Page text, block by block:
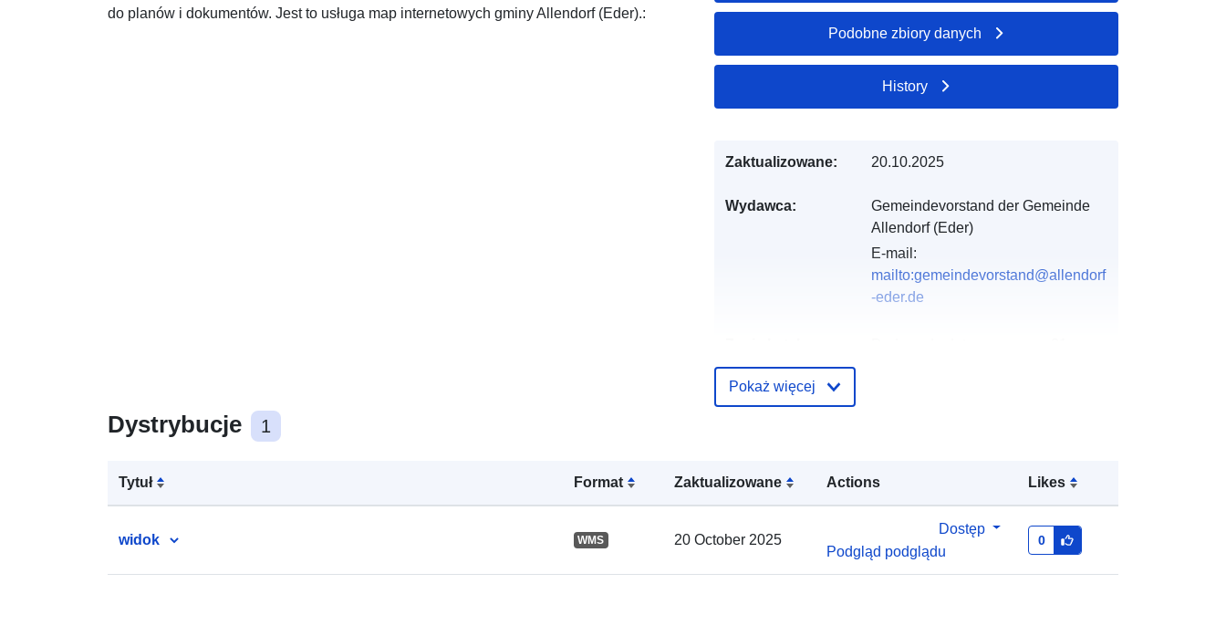
do planów i dokumentów. Jest to usługa map internetowych gminy Allendorf (Eder).:
Dystrybucje 1
Tytuł Format Zaktualizowane Actions Likes
widok WMS 20 October 2025
Dostęp
Podgląd podglądu
0
Podobne zbiory danych
History
Zaktualizowane: 20.10.2025
Wydawca:
Gemeindevorstand der Gemeinde
Allendorf (Eder)
E-mail:
mailto:gemeindevorstand@allendorf
-eder.de
[ 8.65405, 51.0231 ], [ 8.65405,
51.0223 ], [ 8.65192, 51.0223 ], [
8.65192, 51.0231 ] ]
Typ: Polygon
Pokaż więcej